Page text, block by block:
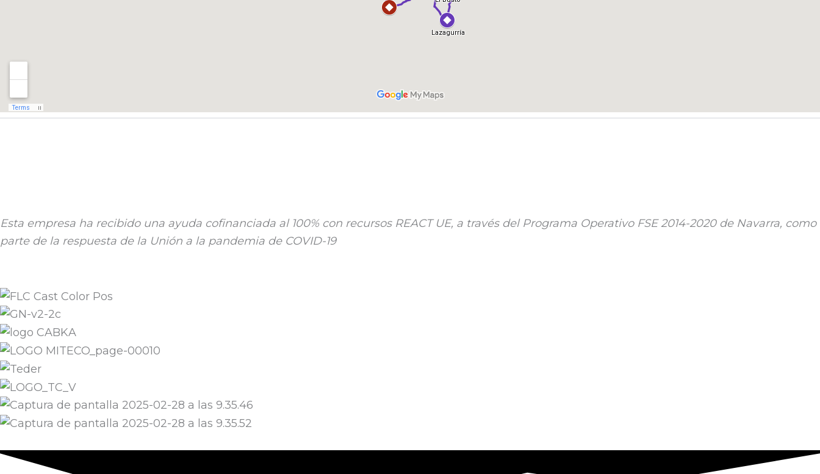
Esta empresa ha recibido una ayuda cofinanciada al 100% con recursos REACT UE, a través del Programa Operativo FSE 2014-2020 de Navarra, como
parte de la respuesta de la Unión a la pandemia de COVID-19